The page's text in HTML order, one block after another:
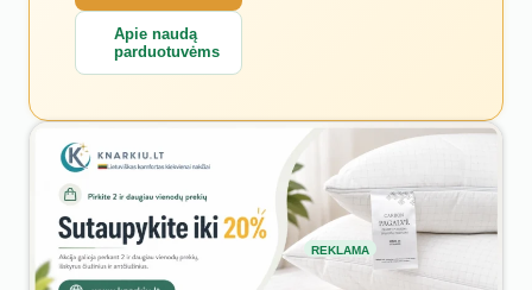
Apie naudą
parduotuvėms
REKLAMA